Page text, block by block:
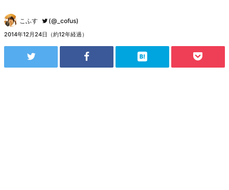
こふす (@_cofus)
2014年12月24日（約12年経過）